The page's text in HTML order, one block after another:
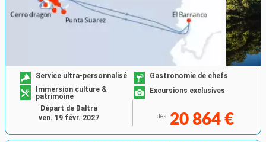
Service ultra-personnalisé
Gastronomie de chefs
Immersion culture &
patrimoine
Excursions exclusives
dès 20 864 €
Départ de Baltra
ven. 19 févr. 2027